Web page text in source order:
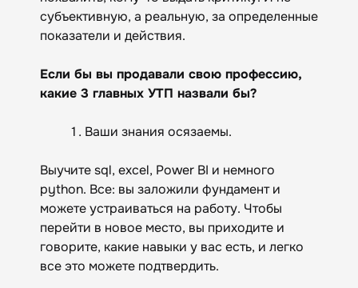
субъективную, а реальную, за определенные
показатели и действия.
Если бы вы продавали свою профессию,
какие 3 главных УТП назвали бы?
Ваши знания осязаемы.
Выучите sql, excel, Power BI и немного
python. Все: вы заложили фундамент и
можете устраиваться на работу. Чтобы
перейти в новое место, вы приходите и
говорите, какие навыки у вас есть, и легко
все это можете подтвердить.